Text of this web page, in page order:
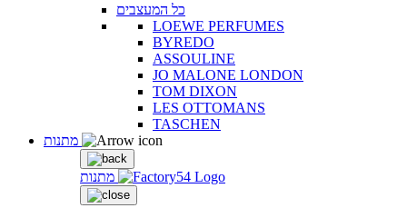
כל המעצבים
LOEWE PERFUMES
BYREDO
ASSOULINE
JO MALONE LONDON
TOM DIXON
LES OTTOMANS
TASCHEN
מתנות